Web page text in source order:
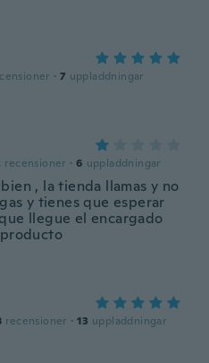
· 7 uppladdningar
recensioner · 6 uppladdningar
, la tienda llamas y no
y tienes que esperar
llegue el encargado
recensioner · 13 uppladdningar